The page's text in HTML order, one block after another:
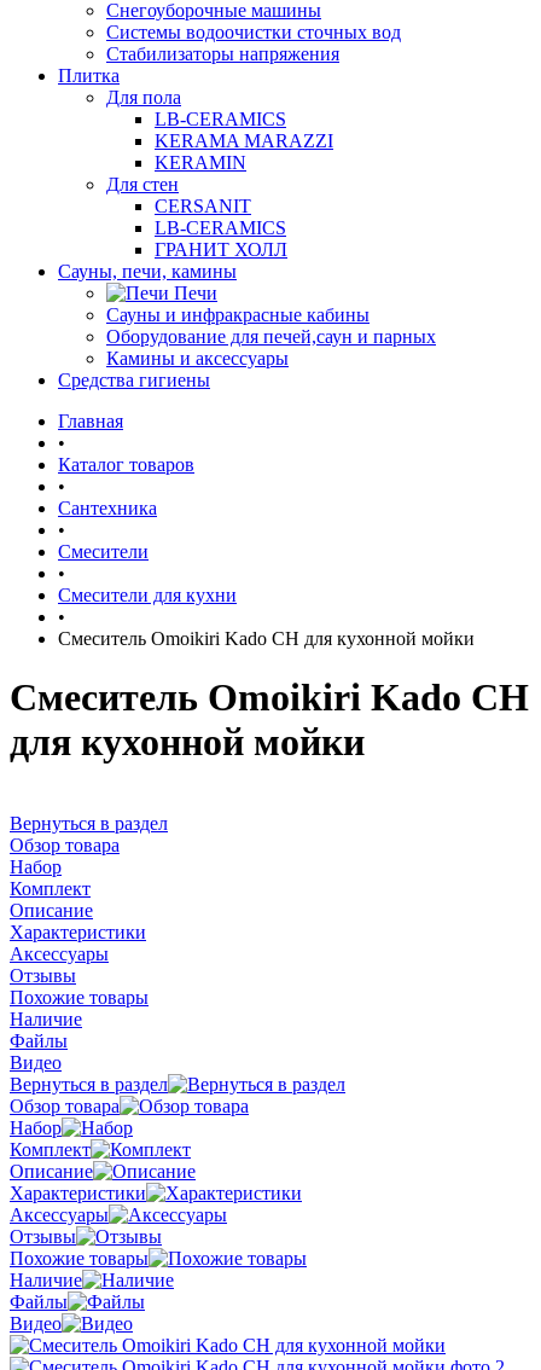
Снегоуборочные машины
Системы водоочистки сточных вод
Стабилизаторы напряжения
Плитка
Для пола
LB-CERAMICS
KERAMA MARAZZI
KERAMIN
Для стен
CERSANIT
LB-CERAMICS
ГРАНИТ ХОЛЛ
Сауны, печи, камины
Печи
Сауны и инфракрасные кабины
Оборудование для печей,саун и парных
Камины и аксессуары
Средства гигиены
Главная
•
Каталог товаров
•
Сантехника
•
Смесители
•
Смесители для кухни
•
Смеситель Omoikiri Kado CH для кухонной мойки
Смеситель Omoikiri Kado CH
для кухонной мойки
Вернуться в раздел
Обзор товара
Набор
Комплект
Описание
Характеристики
Аксессуары
Отзывы
Похожие товары
Наличие
Файлы
Видео
Вернуться в раздел
Обзор товара
Набор
Комплект
Описание
Характеристики
Аксессуары
Отзывы
Похожие товары
Наличие
Файлы
Видео